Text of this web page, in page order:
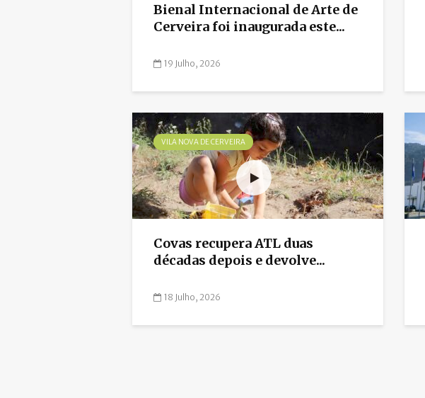
Bienal Internacional de Arte de
Cerveira foi inaugurada este...
19 Julho, 2026
VILA NOVA DE CERVEIRA
Covas recupera ATL duas
décadas depois e devolve...
18 Julho, 2026